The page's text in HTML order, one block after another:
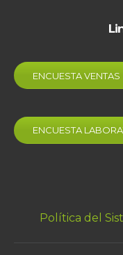
ENCUESTA VENTAS
ENCUESTA
Política del